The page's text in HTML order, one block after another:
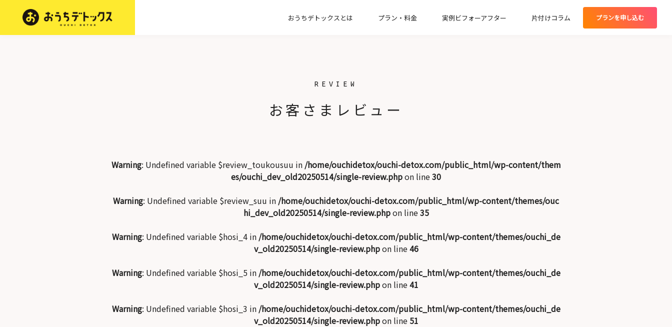
おうちデトックスとは プラン・料金
【オプション】インテリアコンサルプラン
【お掃除】家事代行サービスプラン
実例ビフォーアフター 片付けコラム プランを申し込む
REVIEW
お客さまレビュー
Warning: Undefined variable $review_toukousuu in /home/ouchidetox/ouchi-detox.com/public_html/wp-content/them
es/ouchi_dev_old20250514/single-review.phpon line30
Warning: Undefined variable $review_suu in /home/ouchidetox/ouchi-detox.com/public_html/wp-content/themes/ouc
hi_dev_old20250514/single-review.phpon line35
Warning: Undefined variable $hosi_4 in /home/ouchidetox/ouchi-detox.com/public_html/wp-content/themes/ouchi_de
v_old20250514/single-review.phpon line46
Warning: Undefined variable $hosi_5 in /home/ouchidetox/ouchi-detox.com/public_html/wp-content/themes/ouchi_de
v_old20250514/single-review.phpon line41
Warning: Undefined variable $hosi_3 in /home/ouchidetox/ouchi-detox.com/public_html/wp-content/themes/ouchi_de
v_old20250514/single-review.phpon line 51